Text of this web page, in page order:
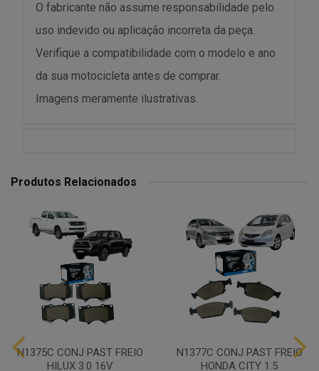
O fabricante não assume responsabilidade pelo
uso indevido ou aplicação incorreta da peça.
Verifique a compatibilidade com o modelo e ano
da sua motocicleta antes de comprar.
Imagens meramente ilustrativas.
Produtos Relacionados
N1375C CONJ PAST FREIO
HILUX 3.0 16V
N1377C CONJ PAST FREIO
HONDA CITY 1.5